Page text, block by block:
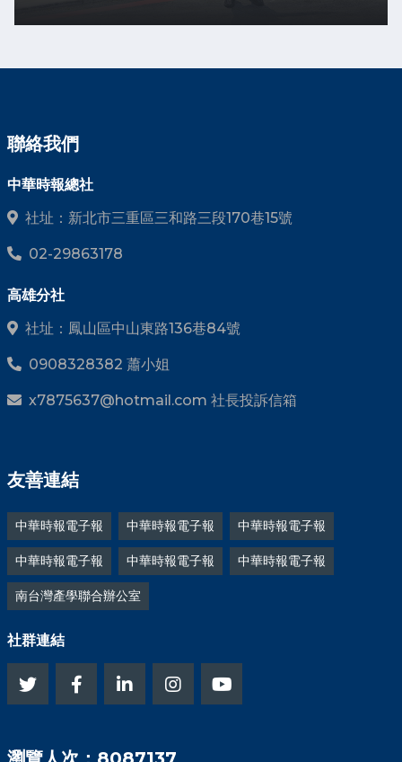
聯絡我們
中華時報總社
社址：新北市三重區三和路三段170巷15號
02-29863178
高雄分社
社址：鳳山區中山東路136巷84號
0908328382 蕭小姐
x7875637@hotmail.com 社長投訴信箱
友善連結
中華時報電子報 中華時報電子報 中華時報電子報
中華時報電子報 中華時報電子報 中華時報電子報
南台灣產學聯合辦公室
社群連結